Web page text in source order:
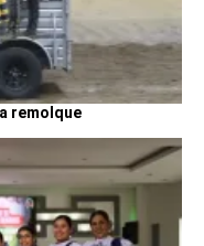
remolque